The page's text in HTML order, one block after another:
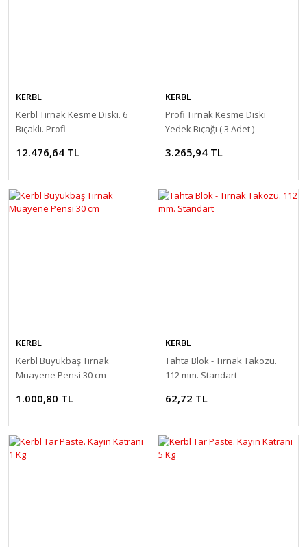
KERBL
Kerbl Tırnak Kesme Diski. 6
Bıçaklı. Profi
12.476,64 TL
KERBL
Profi Tırnak Kesme Diski
Yedek Bıçağı ( 3 Adet )
3.265,94 TL
KERBL
Kerbl Büyükbaş Tırnak
Muayene Pensi 30 cm
1.000,80 TL
KERBL
Tahta Blok - Tırnak Takozu.
112 mm. Standart
62,72 TL